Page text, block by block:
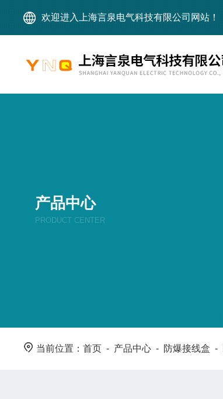
欢迎进入上海言泉电气科技有限公司网站！
产品中心
PRODUCT CENTER
当前位置：首页 - 产品中心 - 防爆接线盒 -